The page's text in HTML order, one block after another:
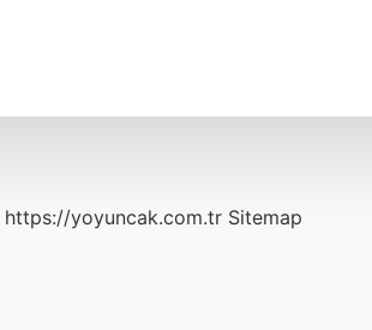
https://yoyuncak.com.tr Sitemap